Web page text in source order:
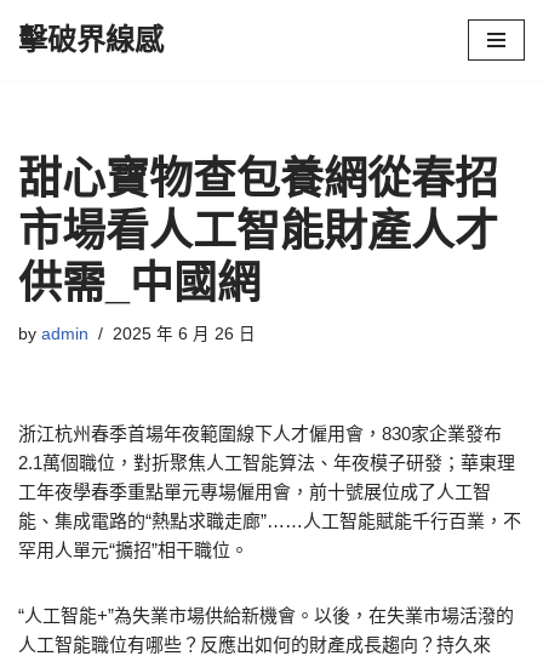
擊破界線感
甜心寶物查包養網從春招
市場看人工智能財產人才
供需_中國網
by admin 2025 年 6 月 26 日
浙江杭州春季首場年夜範圍線下人才僱用會，830家企業發布
2.1萬個職位，對折聚焦人工智能算法、年夜模子研發；華東理
工年夜學春季重點單元專場僱用會，前十號展位成了人工智
能、集成電路的“熱點求職走廊”……人工智能賦能千行百業，不
罕用人單元“擴招”相干職位。
“人工智能+”為失業市場供給新機會。以後，在失業市場活潑的
人工智能職位有哪些？反應出如何的財產成長趨向？持久來